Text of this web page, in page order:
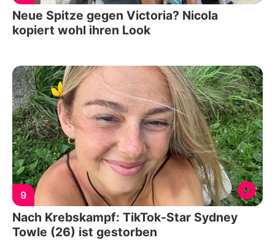
Neue Spitze gegen Victoria? Nicola
kopiert wohl ihren Look
9
Nach Krebskampf: TikTok-Star Sydney
Towle (26) ist gestorben